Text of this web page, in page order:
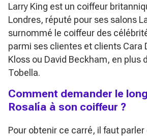
Larry King est un coiffeur
Londres, réputé pour ses salons
surnommé le coiffeur des
parmi ses clientes et clients Cara
Kloss ou David Beckham, en plus
Tobella.
Comment demander le
Rosalía à son coiffeur ?
Pour obtenir ce carré, il faut